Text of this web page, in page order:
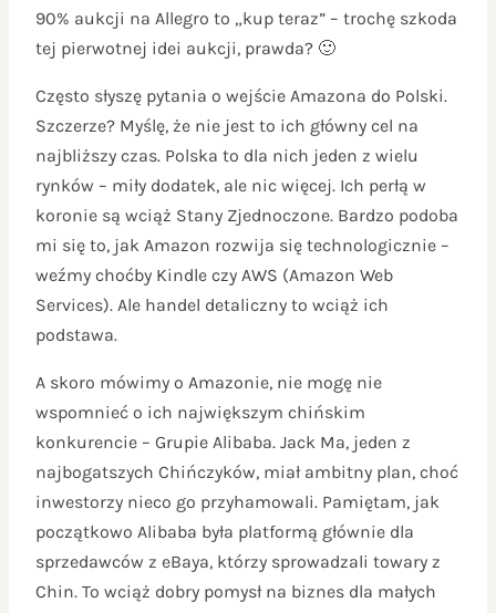
90% aukcji na Allegro to „kup teraz” – trochę szkoda
tej pierwotnej idei aukcji, prawda? 🙂
Często słyszę pytania o wejście Amazona do Polski.
Szczerze? Myślę, że nie jest to ich główny cel na
najbliższy czas. Polska to dla nich jeden z wielu
rynków – miły dodatek, ale nic więcej. Ich perłą w
koronie są wciąż Stany Zjednoczone. Bardzo podoba
mi się to, jak Amazon rozwija się technologicznie –
weźmy choćby Kindle czy AWS (Amazon Web
Services). Ale handel detaliczny to wciąż ich
podstawa.
A skoro mówimy o Amazonie, nie mogę nie
wspomnieć o ich największym chińskim
konkurencie – Grupie Alibaba. Jack Ma, jeden z
najbogatszych Chińczyków, miał ambitny plan, choć
inwestorzy nieco go przyhamowali. Pamiętam, jak
początkowo Alibaba była platformą głównie dla
sprzedawców z eBaya, którzy sprowadzali towary z
Chin. To wciąż dobry pomysł na biznes dla małych